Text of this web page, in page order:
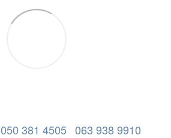
050 381 4505 063 938 9910